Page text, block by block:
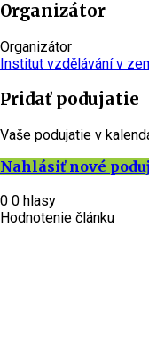
Organizátor
Organizátor
Institut vzdělávání v
Pridať podujatie
Vaše podujatie v
Nahlásiť nové
0 0 hlasy
Hodnotenie článku